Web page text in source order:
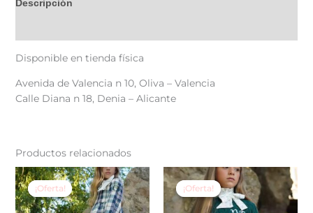
Descripción
Disponible en tienda física
Avenida de Valencia n 10, Oliva – Valencia
Calle Diana n 18, Denia – Alicante
Productos relacionados
¡Oferta!
¡Oferta!
El
precio
original
era:
El
precio
actual
es:
Este
producto
tiene
¡Oferta!
¡Oferta!
El
precio
original
era:
El
precio
actual
es: